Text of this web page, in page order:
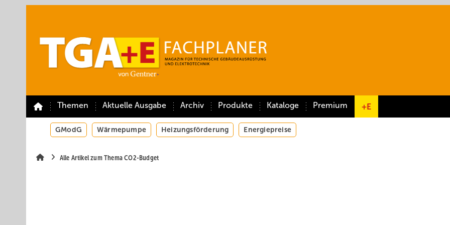
Themen Aktuelle Ausgabe Archiv Produkte Kataloge Premium +E
GModG Wärmepumpe Heizungsförderung Energiepreise
Alle Artikel zum Thema CO2-Budget